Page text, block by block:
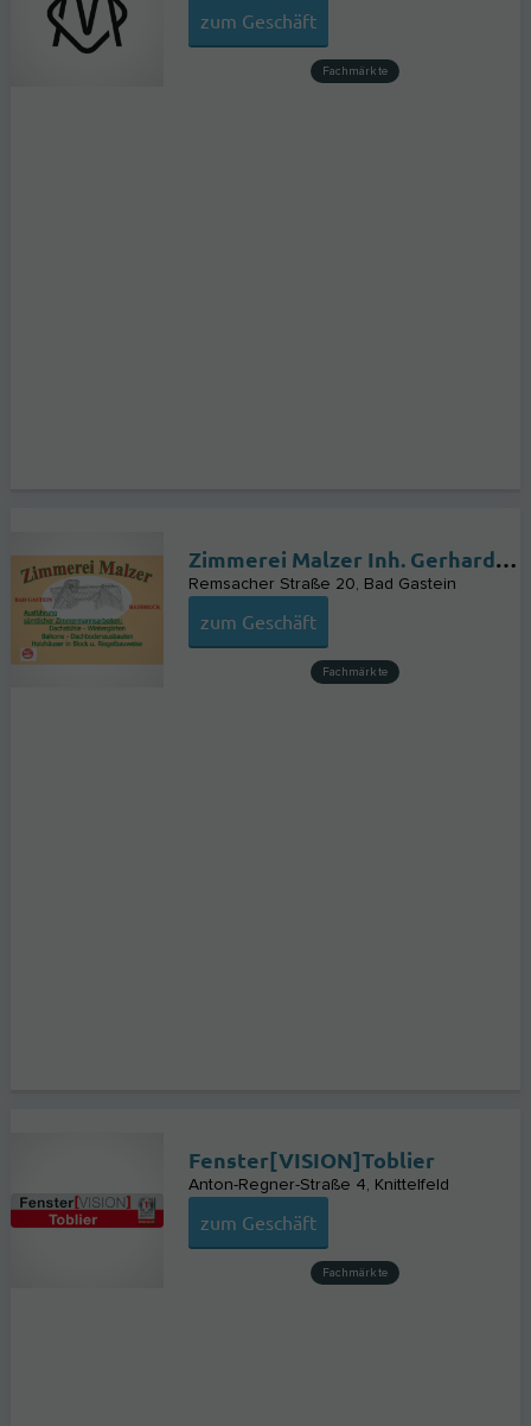
zum Geschäft
Fachmärkte
Zimmerei Malzer Inh. Gerhard Malzer
Remsacher Straße 20 Bad Gastein
zum Geschäft
Fachmärkte
Fenster[VISION]Toblier
Anton-Regner-Straße 4 Knittelfeld
zum Geschäft
Fachmärkte